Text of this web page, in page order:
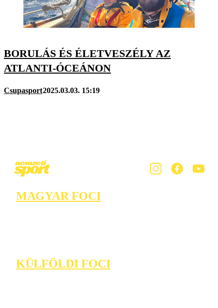
BORULÁS ÉS ÉLETVESZÉLY AZ
ATLANTI-ÓCEÁNON
Csupasport2025.03.03. 15:19
MAGYAR FOCI
KÜLFÖLDI FOCI